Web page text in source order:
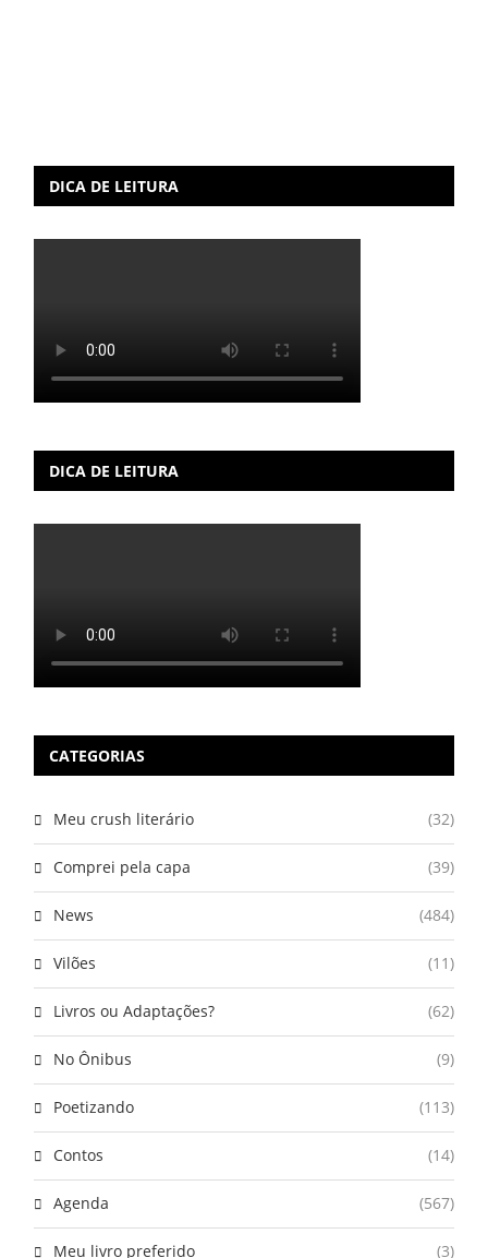
DICA DE LEITURA
DICA DE LEITURA
CATEGORIAS
Meu crush literário (32)
Comprei pela capa (39)
News (484)
Vilões (11)
Livros ou Adaptações? (62)
No Ônibus (9)
Poetizando (113)
Contos (14)
Agenda (567)
Meu livro preferido (3)